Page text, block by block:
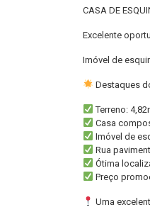
CASA DE
Excelente
Imóvel de
Destaques
Terreno:
Casa
Imóvel de
Rua
Ótima
Preço
Uma